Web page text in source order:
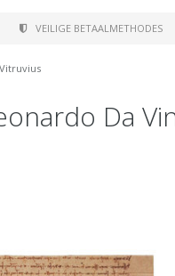
VEILIGE BETAALMETHODES
Da